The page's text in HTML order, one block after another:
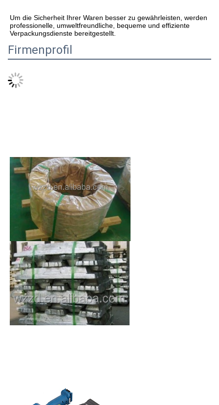
Um die Sicherheit Ihrer Waren besser zu gewährleisten, werden
professionelle, umweltfreundliche, bequeme und effiziente
Verpackungsdienste bereitgestellt.
Firmenprofil